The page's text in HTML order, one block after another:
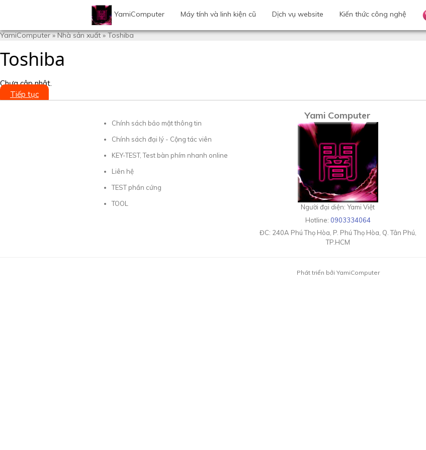
YamiComputer Máy tính và linh kiện cũ Dịch vụ website Kiến thức công nghệ
YamiComputer»Nhà sản xuất»Toshiba
Toshiba
Chưa cập nhật.
Tiếp tục
Chính sách bảo mật thông tin
Chính sách đại lý - Cộng tác viên
KEY-TEST, Test bàn phím nhanh online
Liên hệ
TEST phần cứng
TOOL
Yami Computer
Người đại diện: Yami Việt
Hotline: 0903334064
ĐC: 240A Phú Thọ Hòa, P. Phú Thọ Hòa, Q. Tân Phú,
TP.HCM
Phát triển bởi YamiComputer